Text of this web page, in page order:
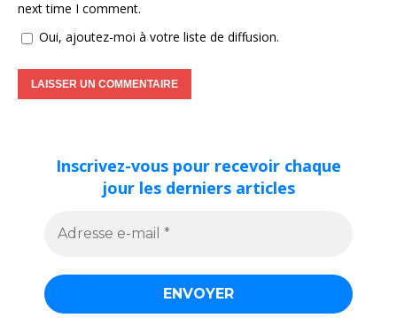
next time I comment.
Oui, ajoutez-moi à votre liste de diffusion.
Inscrivez-vous pour recevoir chaque
jour les derniers articles